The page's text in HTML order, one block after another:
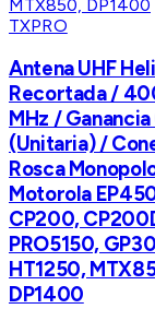
TXPRO
Antena UHF
Recortada /
MHz /
(Unitaria) /
Rosca
Motorola
CP200,
PRO5150,
HT1250,
DP1400